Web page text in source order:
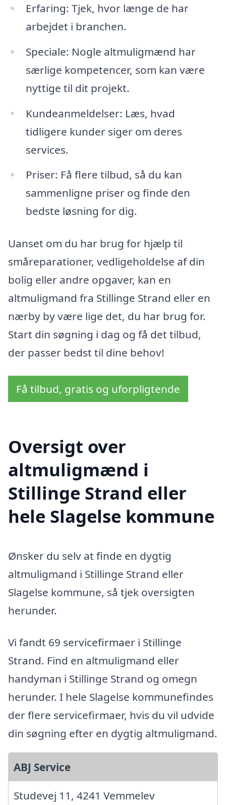
Erfaring: Tjek, hvor længe de har
arbejdet i branchen.
Speciale: Nogle altmuligmænd har
særlige kompetencer, som kan være
nyttige til dit projekt.
Kundeanmeldelser: Læs, hvad
tidligere kunder siger om deres
services.
Priser: Få flere tilbud, så du kan
sammenligne priser og finde den
bedste løsning for dig.
Uanset om du har brug for hjælp til
småreparationer, vedligeholdelse af din
bolig eller andre opgaver, kan en
altmuligmand fra Stillinge Strand eller en
nærby by være lige det, du har brug for.
Start din søgning i dag og få det tilbud,
der passer bedst til dine behov!
Få tilbud, gratis og uforpligtende
Oversigt over
altmuligmænd i
Stillinge Strand eller
hele Slagelse kommune
Ønsker du selv at finde en dygtig
altmuligmand i Stillinge Strand eller
Slagelse kommune, så tjek oversigten
herunder.
Vi fandt 69 servicefirmaer i Stillinge
Strand. Find en altmuligmand eller
handyman i Stillinge Strand og omegn
herunder. I hele Slagelse kommunefindes
der flere servicefirmaer, hvis du vil udvide
din søgning efter en dygtig altmuligmand.
ABJ Service
Studevej 11, 4241 Vemmelev